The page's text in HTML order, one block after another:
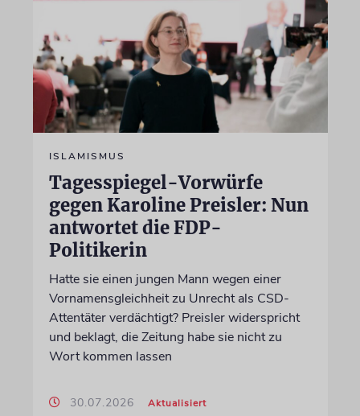
ISLAMISMUS
Tagesspiegel-Vorwürfe
gegen Karoline Preisler: Nun
antwortet die FDP-
Politikerin
Hatte sie einen jungen Mann wegen einer
Vornamensgleichheit zu Unrecht als CSD-
Attentäter verdächtigt? Preisler widerspricht
und beklagt, die Zeitung habe sie nicht zu
Wort kommen lassen
30.07.2026 Aktualisiert